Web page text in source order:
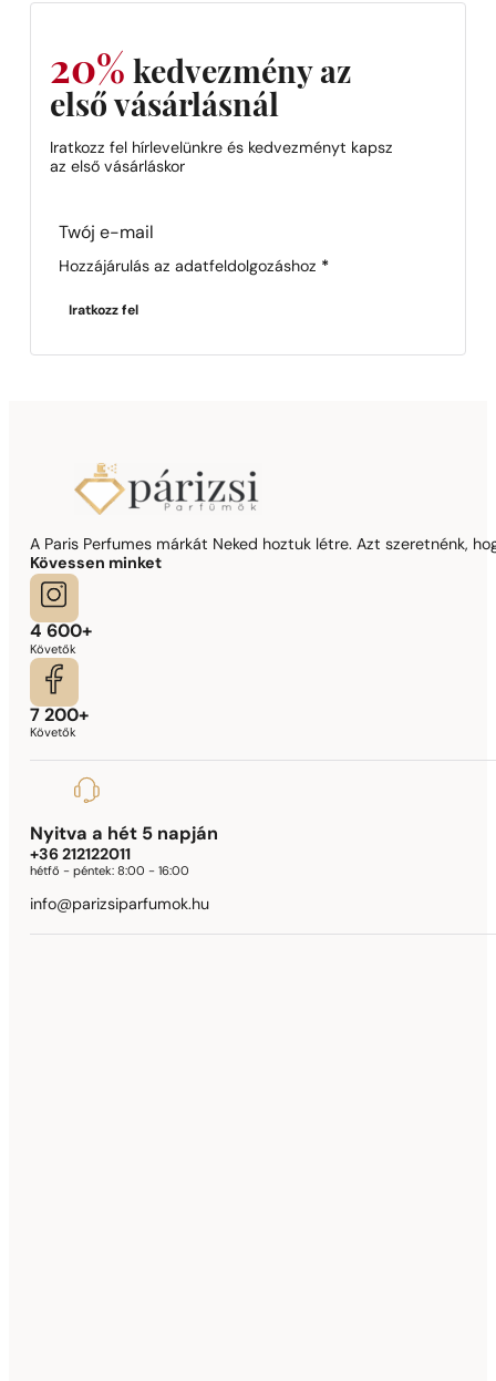
20% kedvezmény az
első vásárlásnál
Iratkozz fel hírlevelünkre és kedvezményt kapsz
az első vásárláskor
Section
Hozzájárulás az adatfeldolgozáshoz *
Iratkozz fel
A Paris Perfumes márkát Neked hoztuk létre. Azt szeretnénk,
Kövessen minket
4 600+
Követők
7 200+
Követők
Nyitva a hét 5 napján
+36 212122011
hétfő - péntek:8:00 - 16:00
info@parizsiparfumok.hu